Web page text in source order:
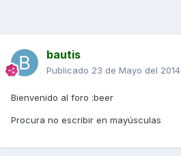
bautis
Publicado 23 de Mayo del 2014
Bienvenido al foro :beer
Procura no escribir en mayúsculas